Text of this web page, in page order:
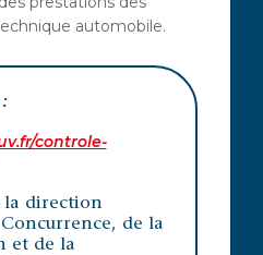
automobile.
controle-
la direction
de la
et de la